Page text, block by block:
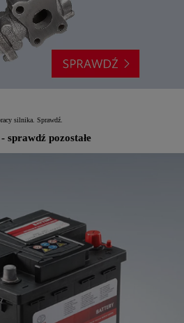
silnika. Sprawdź.
sprawdź pozostałe